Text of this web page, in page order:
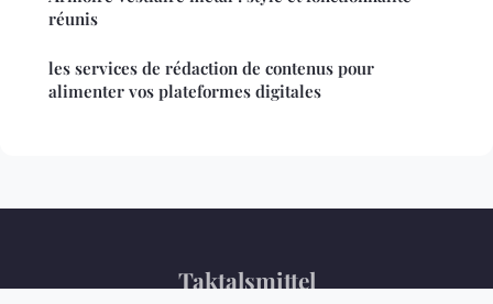
réunis
les services de rédaction de contenus pour
alimenter vos plateformes digitales
Taktalsmittel